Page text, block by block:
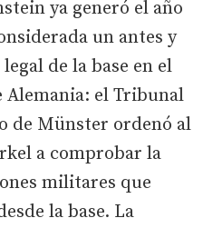
ya generó el año
un antes y
de la base en el
el Tribunal
de Münster ordenó al
a comprobar la
militares que
la base. La